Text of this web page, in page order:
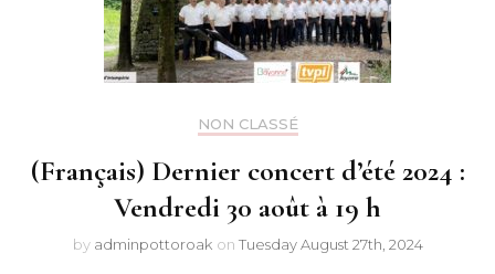
NON CLASSÉ
(Français) Dernier concert d’été 2024 :
Vendredi 30 août à 19 h
by adminpottoroak on Tuesday August 27th, 2024